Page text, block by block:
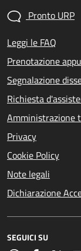
Pronto URP
Leggi le FAQ
Prenotazione
Segnalazione
Richiesta
Amministrazione
Privacy
Cookie Policy
Note legali
Dichiarazione
SEGUICI SU